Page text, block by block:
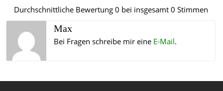
Durchschnittliche Bewertung0 bei insgesamt0 Stimmen
Max
Bei Fragen schreibe mir eine E-Mail.